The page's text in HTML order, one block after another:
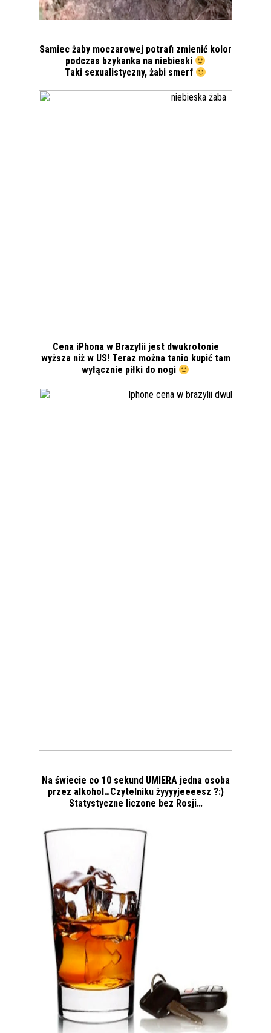
Samiec żaby moczarowej potrafi zmienić kolor
podczas bzykanka na niebieski
Taki sexualistyczny, żabi smerf
Cena iPhona w Brazylii jest dwukrotonie
wyższa niż w US! Teraz można tanio kupić tam
wyłącznie piłki do nogi
Na świecie co 10 sekund UMIERA jedna osoba
przez alkohol…Czytelniku żyyyyjeeeesz ?:)
Statystyczne liczone bez Rosji…